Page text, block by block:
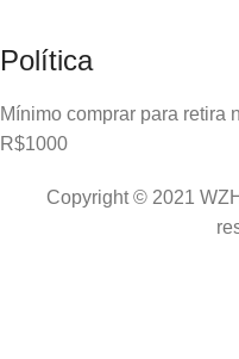
Política
Mínimo comprar para retira
R$1000
Copyright © 2021